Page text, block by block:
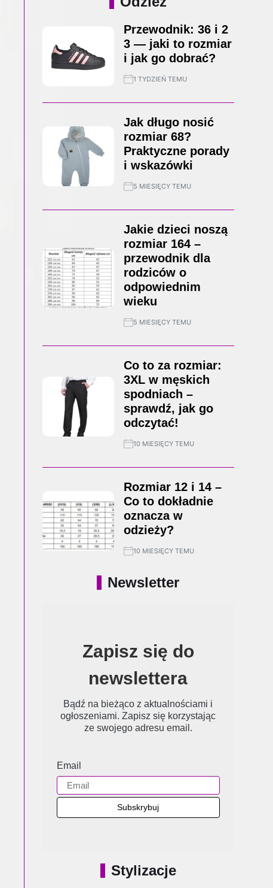
Przewodnik: 36 i 2
3 — jaki to rozmiar
i jak go dobrać?
1 TYDZIEŃ TEMU
Jak długo nosić
rozmiar 68?
Praktyczne porady
i wskazówki
5 MIESIĘCY TEMU
Jakie dzieci noszą
rozmiar 164 –
przewodnik dla
rodziców o
odpowiednim
wieku
5 MIESIĘCY TEMU
Co to za rozmiar:
3XL w męskich
spodniach –
sprawdź, jak go
odczytać!
10 MIESIĘCY TEMU
Rozmiar 12 i 14 –
Co to dokładnie
oznacza w
odzieży?
10 MIESIĘCY TEMU
Newsletter
Zapisz się do
newslettera
Bądź na bieżąco z aktualnościami i
ogłoszeniami. Zapisz się korzystając
ze swojego adresu email.
Email
Stylizacje